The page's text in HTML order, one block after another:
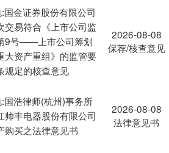
国金证券股份有限公司
交易符合《上市公司监
9号——上市公司筹划
大资产重组》的监管要
规定的核查意见
2026-08-08
保荐/核查意见
国浩律师(杭州)事务所
帅丰电器股份有限公司
购买之法律意见书
2026-08-08
法律意见书